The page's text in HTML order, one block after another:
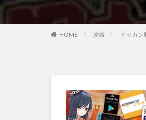
HOME 攻略 ドッカ